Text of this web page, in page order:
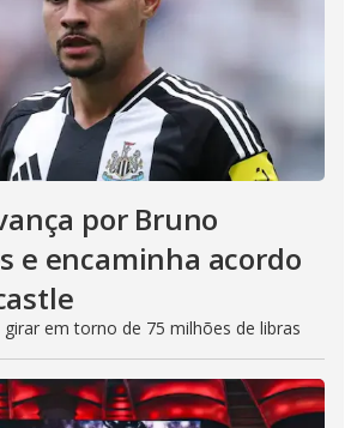
por Bruno
e encaminha acordo
em torno de 75 milhões de libras